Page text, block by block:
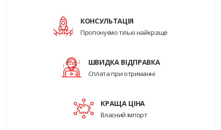
КОНСУЛЬТАЦІЯ
Пропонуємо тількі найкраще
ШВИДКА ВІДПРАВКА
Сплата при отриманні
КРАЩА ЦІНА
Власний імпорт